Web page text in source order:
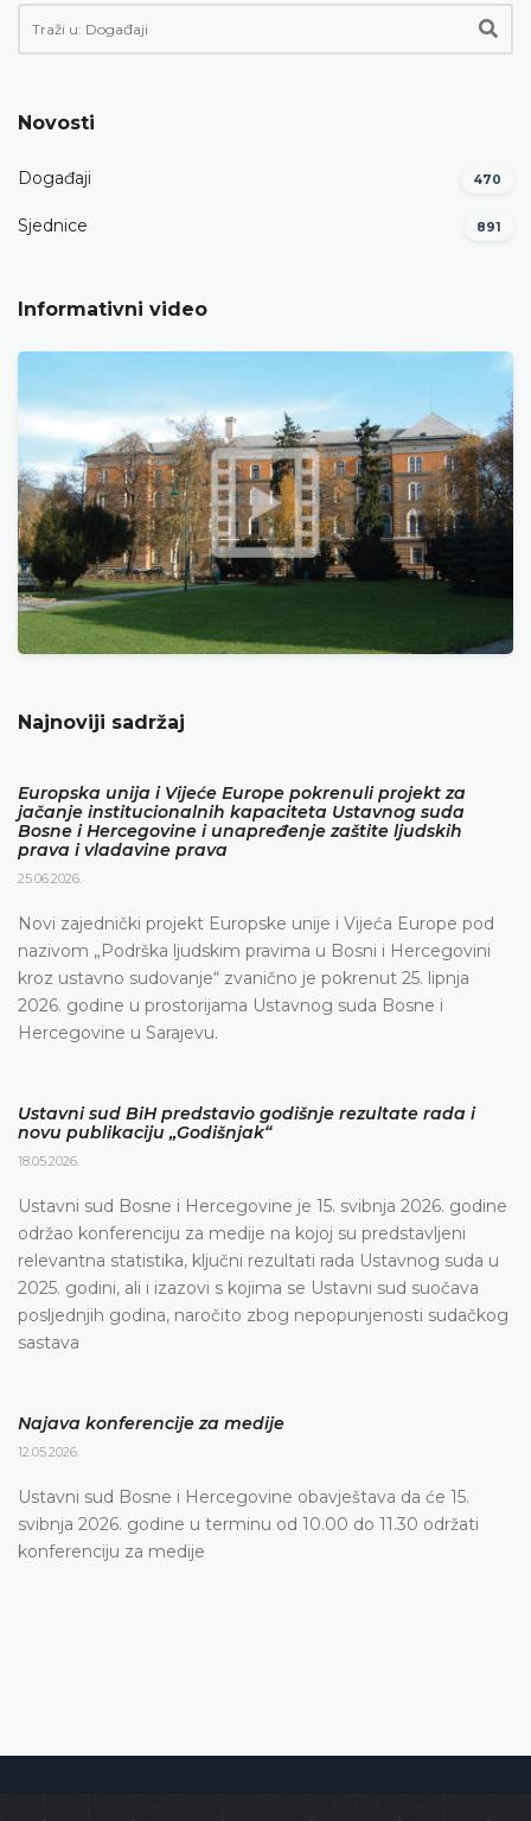
Novosti
Događaji 470
Sjednice 891
Informativni video
Najnoviji sadržaj
Europska unija i Vijeće Europe pokrenuli projekt za
jačanje institucionalnih kapaciteta Ustavnog suda
Bosne i Hercegovine i unapređenje zaštite ljudskih
prava i vladavine prava
25.06.2026.
Novi zajednički projekt Europske unije i Vijeća Europe pod
nazivom „Podrška ljudskim pravima u Bosni i Hercegovini
kroz ustavno sudovanje“ zvanično je pokrenut 25. lipnja
2026. godine u prostorijama Ustavnog suda Bosne i
Hercegovine u Sarajevu.
Ustavni sud BiH predstavio godišnje rezultate rada i
novu publikaciju „Godišnjak“
18.05.2026.
Ustavni sud Bosne i Hercegovine je 15. svibnja 2026. godine
održao konferenciju za medije na kojoj su predstavljeni
relevantna statistika, ključni rezultati rada Ustavnog suda u
2025. godini, ali i izazovi s kojima se Ustavni sud suočava
posljednjih godina, naročito zbog nepopunjenosti sudačkog
sastava
Najava konferencije za medije
12.05.2026.
Ustavni sud Bosne i Hercegovine obavještava da će 15.
svibnja 2026. godine u terminu od 10.00 do 11.30 održati
konferenciju za medije